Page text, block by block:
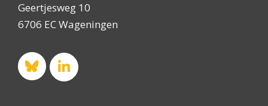
Geertjesweg 10
6706 EC Wageningen